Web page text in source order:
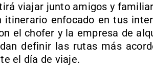
viajar junto amigos y
itinerario enfocado en tus
el chofer y la empresa de
definir las rutas más
el día de viaje.